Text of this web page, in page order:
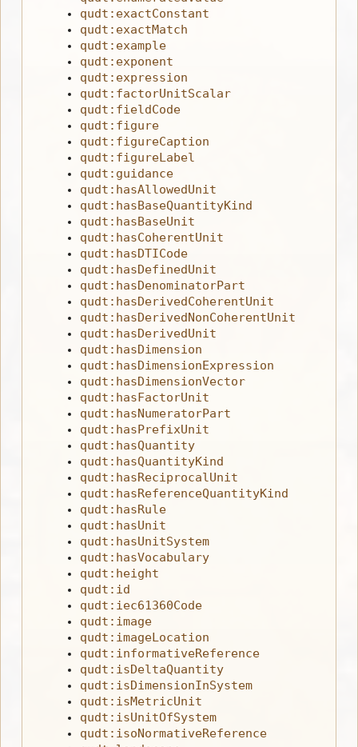
qudt:exactConstant
qudt:exactMatch
qudt:example
qudt:exponent
qudt:expression
qudt:factorUnitScalar
qudt:fieldCode
qudt:figure
qudt:figureCaption
qudt:figureLabel
qudt:guidance
qudt:hasAllowedUnit
qudt:hasBaseQuantityKind
qudt:hasBaseUnit
qudt:hasCoherentUnit
qudt:hasDTICode
qudt:hasDefinedUnit
qudt:hasDenominatorPart
qudt:hasDerivedCoherentUnit
qudt:hasDerivedNonCoherentUnit
qudt:hasDerivedUnit
qudt:hasDimension
qudt:hasDimensionExpression
qudt:hasDimensionVector
qudt:hasFactorUnit
qudt:hasNumeratorPart
qudt:hasPrefixUnit
qudt:hasQuantity
qudt:hasQuantityKind
qudt:hasReciprocalUnit
qudt:hasReferenceQuantityKind
qudt:hasRule
qudt:hasUnit
qudt:hasUnitSystem
qudt:hasVocabulary
qudt:height
qudt:id
qudt:iec61360Code
qudt:image
qudt:imageLocation
qudt:informativeReference
qudt:isDeltaQuantity
qudt:isDimensionInSystem
qudt:isMetricUnit
qudt:isUnitOfSystem
qudt:isoNormativeReference